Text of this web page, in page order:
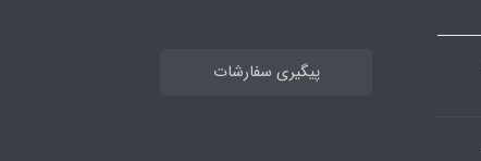
پیگیری سفارشات